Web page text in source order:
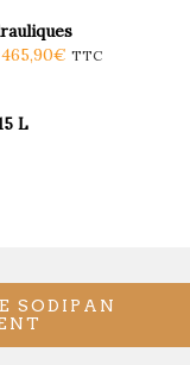
465,90€ TTC
L
SODIPAN